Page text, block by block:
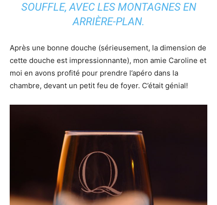
SOUFFLE, AVEC LES MONTAGNES EN
ARRIÈRE-PLAN.
Après une bonne douche (sérieusement, la dimension de
cette douche est impressionnante), mon amie Caroline et
moi en avons profité pour prendre l’apéro dans la
chambre, devant un petit feu de foyer. C’était génial!